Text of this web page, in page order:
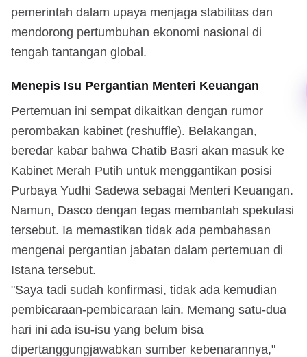
pemerintah dalam upaya menjaga stabilitas dan
mendorong pertumbuhan ekonomi nasional di
tengah tantangan global.
Menepis Isu Pergantian Menteri Keuangan
Pertemuan ini sempat dikaitkan dengan rumor
perombakan kabinet (reshuffle). Belakangan,
beredar kabar bahwa Chatib Basri akan masuk ke
Kabinet Merah Putih untuk menggantikan posisi
Purbaya Yudhi Sadewa sebagai Menteri Keuangan.
Namun, Dasco dengan tegas membantah spekulasi
tersebut. Ia memastikan tidak ada pembahasan
mengenai pergantian jabatan dalam pertemuan di
Istana tersebut.
"Saya tadi sudah konfirmasi, tidak ada kemudian
pembicaraan-pembicaraan lain. Memang satu-dua
hari ini ada isu-isu yang belum bisa
dipertanggungjawabkan sumber kebenarannya,"